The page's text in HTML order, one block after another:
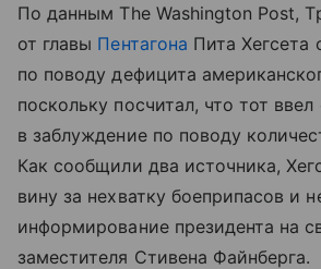
По данным The Washington Post,
от главы Пентагона Пита Хегсета
по поводу дефицита
поскольку посчитал, что тот ввел
в заблуждение по поводу
Как сообщили два источника,
вину за нехватку боеприпасов и
информирование президента на
заместителя Стивена Файнберга.